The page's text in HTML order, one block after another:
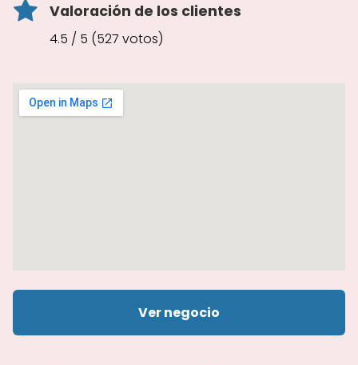
Valoración de los clientes
4.5 / 5 (527 votos)
Ver negocio